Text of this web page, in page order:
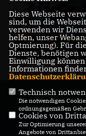
IMPRESSUM
Diese Webseite
sind, um die
verwenden wir
helfen, unser
Optmierung). Für
Dienste, benötigen
Einwilligung
Informationen
Technisch
Die notwendigen
ordnungsgemäßen
Cookies von
Zur Optimierung
Angebote von